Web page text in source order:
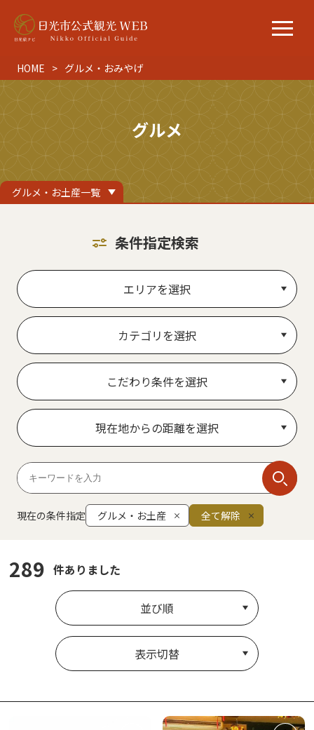
HOME グルメ・おみやげ
グルメ
グルメ・お土産一覧
条件指定検索
エリアを選択
カテゴリを選択
こだわり条件を選択
現在地からの距離を選択
現在の条件指定 グルメ・お土産 全て解除
289 件ありました
並び順
表示切替